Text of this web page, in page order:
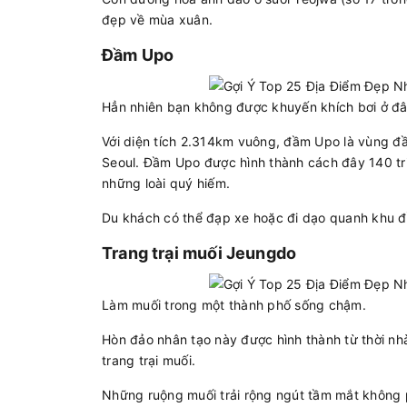
đẹp về mùa xuân.
Đầm Upo
Hẳn nhiên bạn không được khuyến khích bơi ở
Với diện tích 2.314km vuông, đầm Upo là vùng
Seoul. Đầm Upo được hình thành cách đây 140
những loài quý hiếm.
Du khách có thể đạp xe hoặc đi dạo quanh khu
Trang trại muối Jeungdo
Làm muối trong một thành phố sống chậm.
Hòn đảo nhân tạo này được hình thành từ thời
trang trại muối.
Những ruộng muối trải rộng ngút tầm mắt